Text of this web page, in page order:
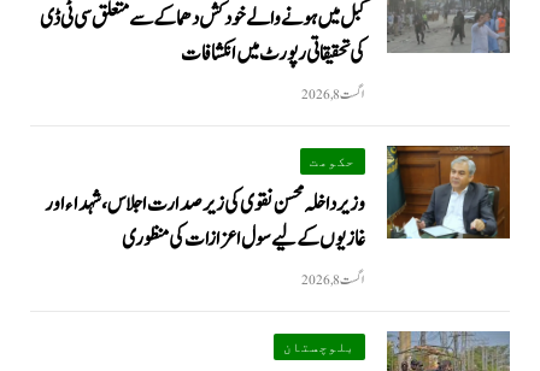
کبل میں ہونے والے خودکش دھماکے سے متعلق سی ٹی ڈی
کی تحقیقاتی رپورٹ میں انکشافات
اگست 8, 2026
حکومت
وزیرداخلہ محسن نقوی کی زیر صدارت اجلاس، شہداء اور
غازیوں کے لیے سول اعزازات کی منظوری
اگست 8, 2026
بلوچستان